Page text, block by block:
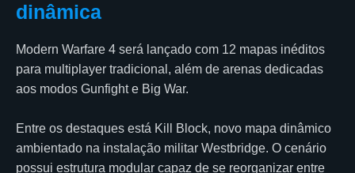
dinâmica
Modern Warfare 4 será lançado com 12 mapas inéditos
para multiplayer tradicional, além de arenas dedicadas
aos modos Gunfight e Big War.
Entre os destaques está Kill Block, novo mapa dinâmico
ambientado na instalação militar Westbridge. O cenário
possui estrutura modular capaz de se reorganizar entre